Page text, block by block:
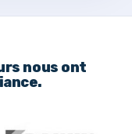
nous ont